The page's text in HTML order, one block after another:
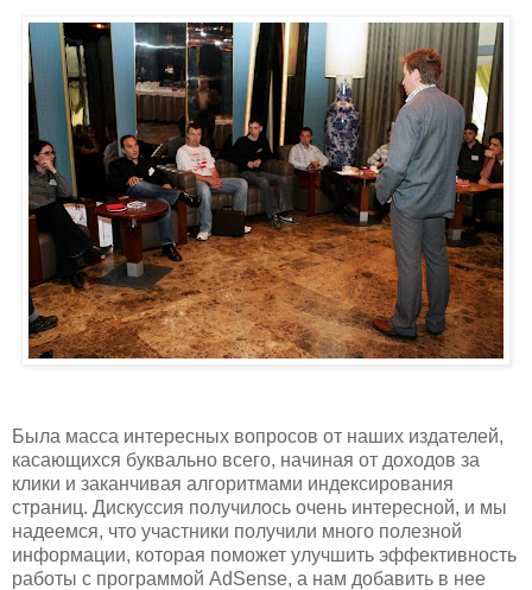
Была масса интересных вопросов от наших издателей,
касающихся буквально всего, начиная от доходов за
клики и заканчивая алгоритмами индексирования
страниц. Дискуссия получилось очень интересной, и мы
надеемся, что участники получили много полезной
информации, которая поможет улучшить эффективность
работы с программой AdSense, а нам добавить в нее